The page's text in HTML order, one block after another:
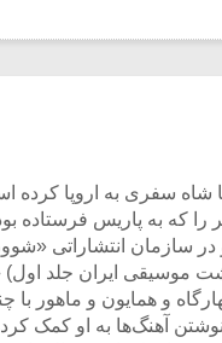
شاه سفری به اروپا
«ناصر همایون و مسیو لومر را که
در سازمان انتشاراتی
رساله تذکار شده است)… به طوری که مرحوم خالقی
و همایون و ماهور
آهنگ‌ها به او کمک